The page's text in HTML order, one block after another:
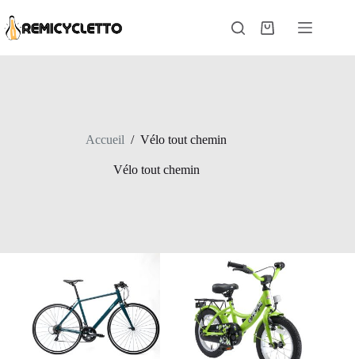
au
contenu
Panier
Accueil / Vélo tout chemin
Vélo tout chemin